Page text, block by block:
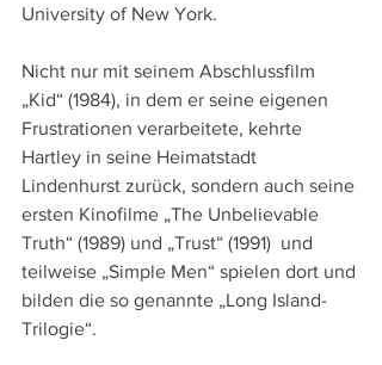
University of New York.
Nicht nur mit seinem Abschlussfilm
„Kid“ (1984), in dem er seine eigenen
Frustrationen verarbeitete, kehrte
Hartley in seine Heimatstadt
Lindenhurst zurück, sondern auch seine
ersten Kinofilme „The Unbelievable
Truth“ (1989) und „Trust“ (1991)  und
teilweise „Simple Men“ spielen dort und
bilden die so genannte „Long Island-
Trilogie“.